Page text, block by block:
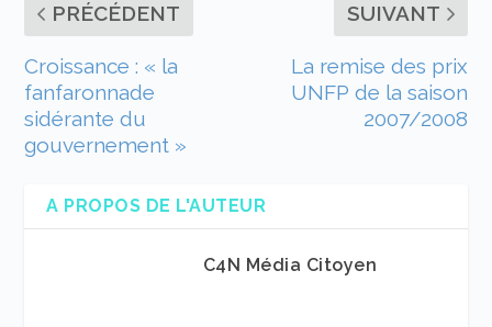
PRÉCÉDENT
Croissance : « la
fanfaronnade
sidérante du
gouvernement »
SUIVANT
La remise des prix
UNFP de la saison
2007/2008
A PROPOS DE L'AUTEUR
C4N Média Citoyen